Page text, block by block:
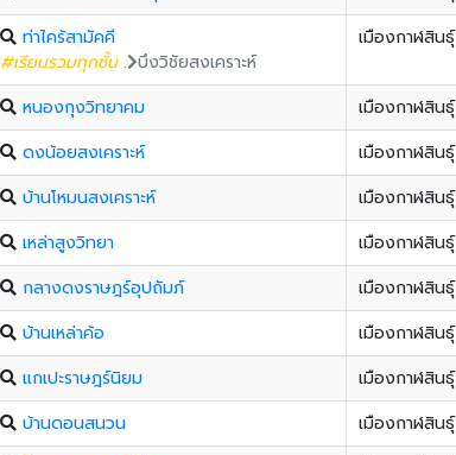
ท่าไคร้สามัคคี
#เรียนรวมทุกชั้น. บึงวิชัยสงเคราะห์
เมืองกาฬสินธุ์
หนองกุงวิทยาคม เมืองกาฬสินธุ์
ดงน้อยสงเคราะห์ เมืองกาฬสินธุ์
บ้านโหมนสงเคราะห์ เมืองกาฬสินธุ์
เหล่าสูงวิทยา เมืองกาฬสินธุ์
กลางดงราษฎร์อุปถัมภ์ เมืองกาฬสินธุ์
บ้านเหล่าค้อ เมืองกาฬสินธุ์
แกเปะราษฎร์นิยม เมืองกาฬสินธุ์
บ้านดอนสนวน เมืองกาฬสินธุ์